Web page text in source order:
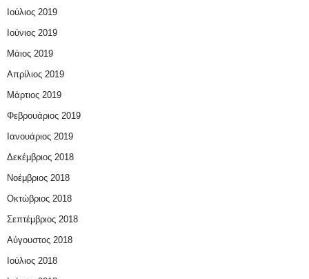
Ιούλιος 2019
Ιούνιος 2019
Μάιος 2019
Απρίλιος 2019
Μάρτιος 2019
Φεβρουάριος 2019
Ιανουάριος 2019
Δεκέμβριος 2018
Νοέμβριος 2018
Οκτώβριος 2018
Σεπτέμβριος 2018
Αύγουστος 2018
Ιούλιος 2018